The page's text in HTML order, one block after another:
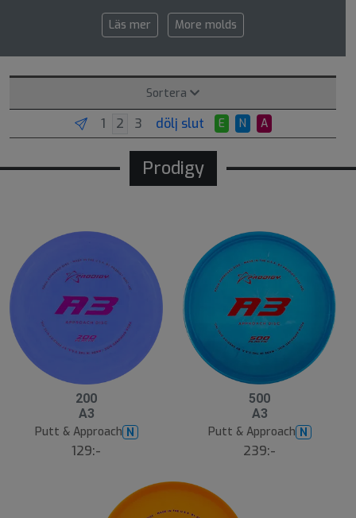
Läs mer More molds
Sortera
dölj slut E N A
Prodigy
200
A3
Putt & Approach N
129:-
500
A3
Putt & Approach N
239:-